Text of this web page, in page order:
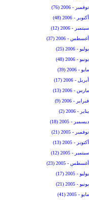
نوفمبر - 2006 (76)
أكتوبر - 2006 (48)
سبتمبر - 2006 (12)
أغسطس - 2006 (37)
يوليو - 2006 (25)
يونيو - 2006 (48)
مايو - 2006 (39)
أبريل - 2006 (17)
مارس - 2006 (13)
فبراير - 2006 (9)
يناير - 2006 (2)
ديسمبر - 2005 (18)
نوفمبر - 2005 (21)
أكتوبر - 2005 (13)
سبتمبر - 2005 (12)
أغسطس - 2005 (23)
يوليو - 2005 (17)
يونيو - 2005 (21)
مايو - 2005 (41)